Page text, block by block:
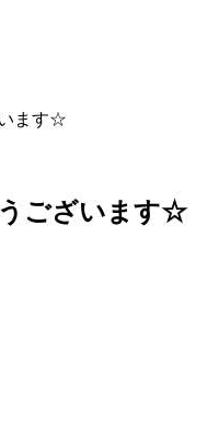
ます☆
ございます☆